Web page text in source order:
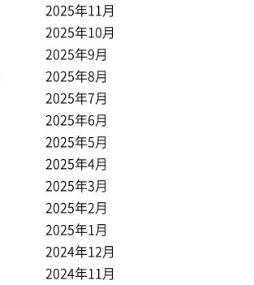
2025年11月
2025年10月
2025年9月
2025年8月
2025年7月
2025年6月
2025年5月
2025年4月
2025年3月
2025年2月
2025年1月
2024年12月
2024年11月